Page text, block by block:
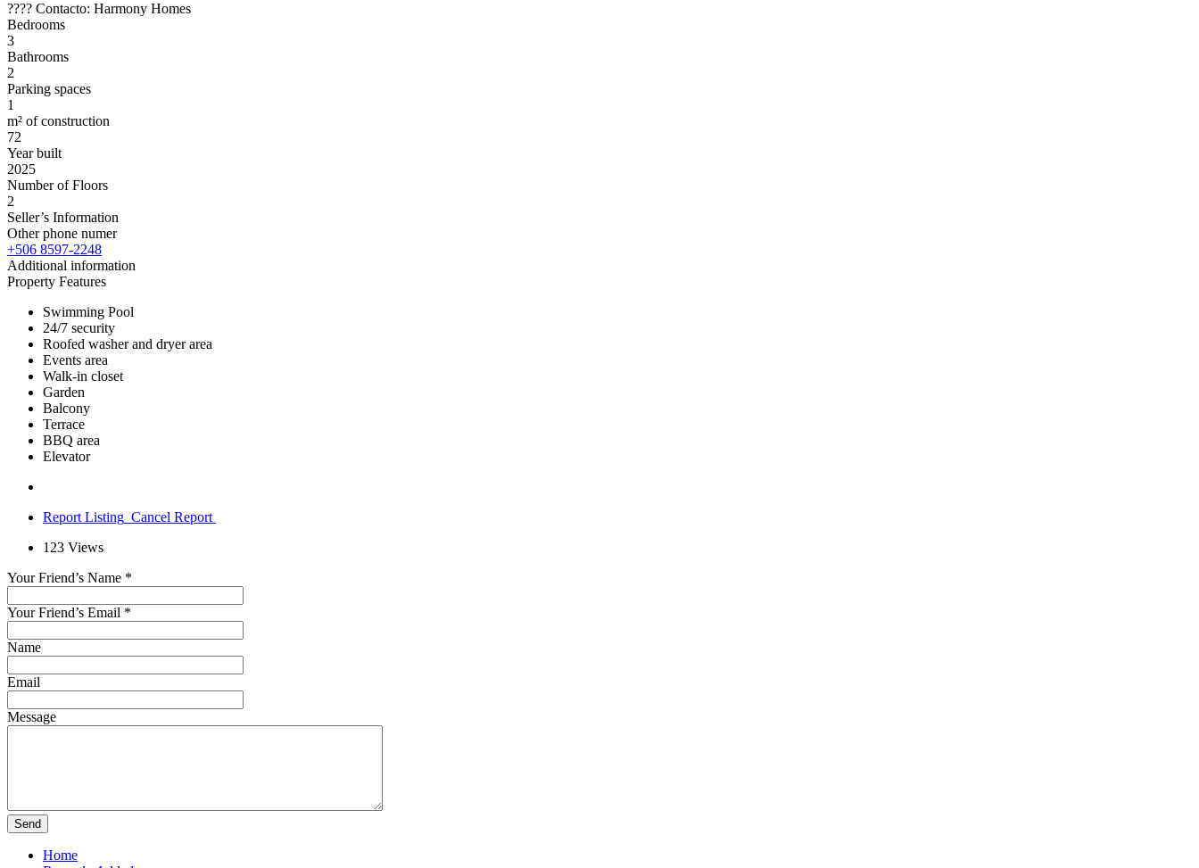
???? Contacto: Harmony Homes
Bedrooms
3
Bathrooms
2
Parking spaces
1
m² of construction
72
Year built
2025
Number of Floors
2
Seller’s Information
Other phone numer
+506 8597-2248
Additional information
Property Features
Swimming Pool
24/7 security
Roofed washer and dryer area
Events area
Walk-in closet
Garden
Balcony
Terrace
BBQ area
Elevator
Report Listing Cancel Report
123 Views
Your Friend’s Name *
Your Friend’s Email *
Name
Email
Message
Home